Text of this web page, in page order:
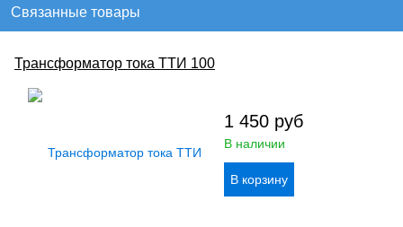
Связанные товары
Трансформатор тока ТТИ 100
1 450 руб
В наличии